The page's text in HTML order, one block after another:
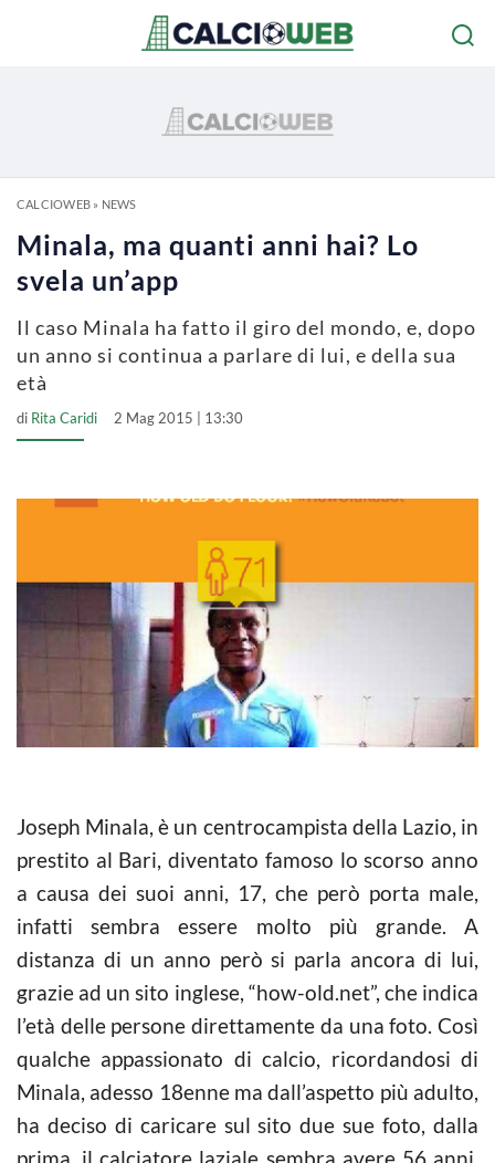
CALCIOWEB» NEWS
Minala, ma quanti anni hai? Lo
svela un’app
Il caso Minala ha fatto il giro del mondo, e, dopo
un anno si continua a parlare di lui, e della sua
età
di Rita Caridi 2 Mag 2015 | 13:30
Joseph Minala, è un centrocampista della Lazio, in
prestito al Bari, diventato famoso lo scorso anno
a causa dei suoi anni, 17, che però porta male,
infatti sembra essere molto più grande. A
distanza di un anno però si parla ancora di lui,
grazie ad un sito inglese, “how-old.net”, che indica
l’età delle persone direttamente da una foto. Così
qualche appassionato di calcio, ricordandosi di
Minala, adesso 18enne ma dall’aspetto più adulto,
ha deciso di caricare sul sito due sue foto, dalla
prima, il calciatore laziale sembra avere 56 anni,